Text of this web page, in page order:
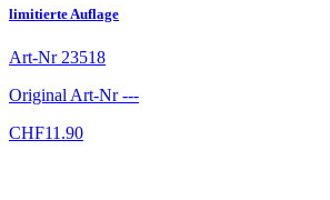
limitierte Auflage
Art-Nr 23518
Original Art-Nr---
CHF11.90